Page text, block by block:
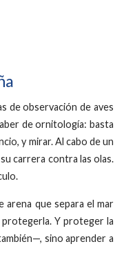
de observación de aves
de ornitología: basta
y mirar. Al cabo de un
carrera contra las olas.
arena que separa el mar
Y proteger la
sino aprender a